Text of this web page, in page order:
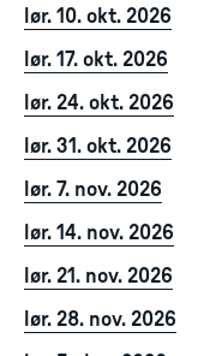
lør. 10. okt. 2026
lør. 17. okt. 2026
lør. 24. okt. 2026
lør. 31. okt. 2026
lør. 7. nov. 2026
lør. 14. nov. 2026
lør. 21. nov. 2026
lør. 28. nov. 2026